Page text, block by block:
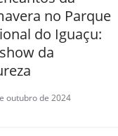
no Parque
do Iguaçu:
da
outubro de 2024